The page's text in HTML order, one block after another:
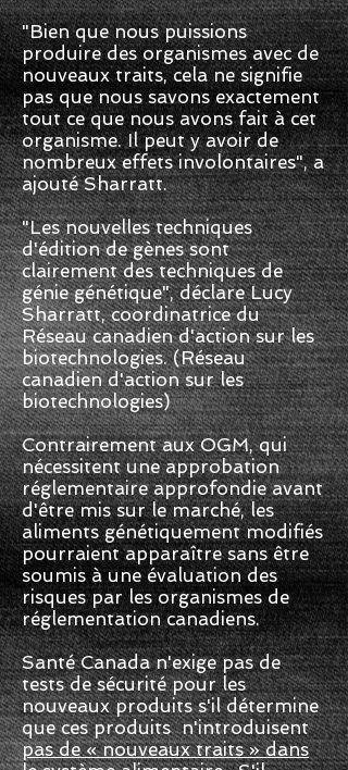
"Bien que nous puissions
produire des organismes avec de
nouveaux traits, cela ne signifie
pas que nous savons exactement
tout ce que nous avons fait à cet
organisme. Il peut y avoir de
nombreux effets involontaires", a
ajouté Sharratt.
"Les nouvelles techniques
d'édition de gènes sont
clairement des techniques de
génie génétique", déclare Lucy
Sharratt, coordinatrice du
Réseau canadien d'action sur les
biotechnologies. (Réseau
canadien d'action sur les
biotechnologies)
Contrairement aux OGM, qui
nécessitent une approbation
réglementaire approfondie avant
d'être mis sur le marché, les
aliments génétiquement modifiés
pourraient apparaître sans être
soumis à une évaluation des
risques par les organismes de
réglementation canadiens.
Santé Canada n'exige pas de
tests de sécurité pour les
nouveaux produits s'il détermine
que ces produits n'introduisent
pas de « nouveaux traits » dans